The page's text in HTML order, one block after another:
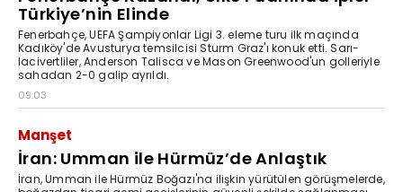
Türkiye’nin Elinde
Fenerbahçe, UEFA Şampiyonlar Ligi 3. eleme turu ilk maçında
Kadıköy'de Avusturya temsilcisi Sturm Graz'ı konuk etti. Sarı-
lacivertliler, Anderson Talisca ve Mason Greenwood'un golleriyle
sahadan 2-0 galip ayrıldı.
09:03
Manşet
İran: Umman ile Hürmüz’de Anlaştık
İran, Umman ile Hürmüz Boğazı'na ilişkin yürütülen görüşmelerde,